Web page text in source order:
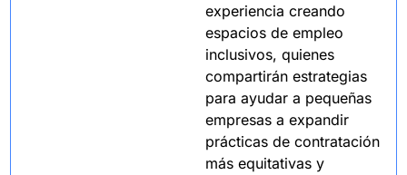
experiencia creando
espacios de empleo
inclusivos, quienes
compartirán estrategias
para ayudar a pequeñas
empresas a expandir
prácticas de contratación
más equitativas y